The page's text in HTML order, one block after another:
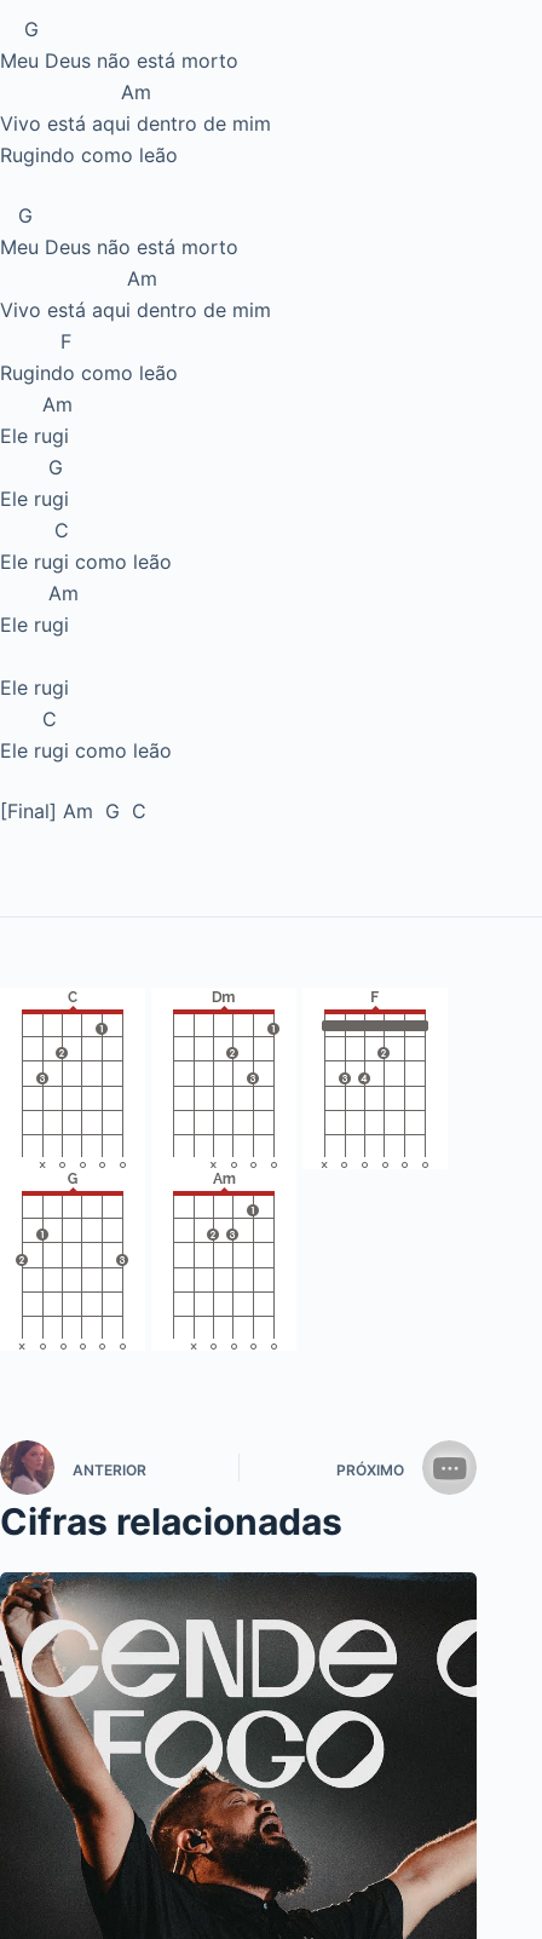
G
Meu Deus não está morto
Am
Vivo está aqui dentro de mim
Rugindo como leão
G
Meu Deus não está morto
Am
Vivo está aqui dentro de mim
F
Rugindo como leão
Am
Ele rugi
G
Ele rugi
C
Ele rugi como leão
Am
Ele rugi
Ele rugi
C
Ele rugi como leão
[Final] Am G C
ANTERIOR PRÓXIMO
Cifras relacionadas